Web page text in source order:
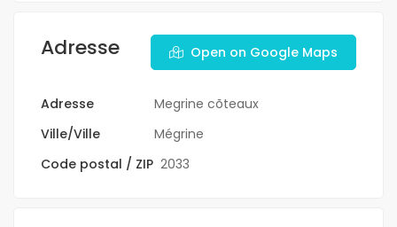
Adresse Open on Google Maps
Adresse
Megrine cõteaux
Ville/Ville
Mégrine
Code postal / ZIP 2033